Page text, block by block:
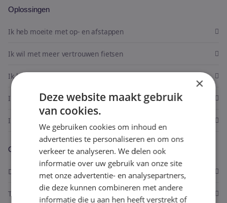
E-bikes
Bekijk alle fietsen
Oplossingen
Ik heb moeite met op- en afstappen
Ik wil met meer vertrouwen fietsen
Ik ben op zoek naar extra stabiliteit
Ik wil meer comfort en ontspanning
Ik wil weer samen kunnen fietsen
Onze fietsen
Driewielfietsen
Trikes
×
Deze website maakt gebruik
van cookies.
We gebruiken cookies om inhoud en
advertenties te personaliseren en om ons
verkeer te analyseren. We delen ook
informatie over uw gebruik van onze site
met onze advertentie- en analysepartners,
die deze kunnen combineren met andere
informatie die u aan hen heeft verstrekt of